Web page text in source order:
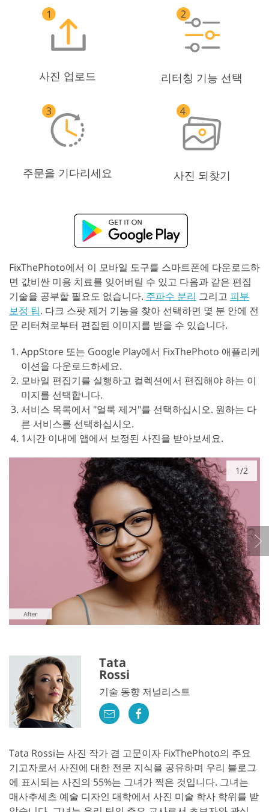
사진 업로드 리터칭 기능 선택
주문을 기다리세요 사진 되찾기
FixThePhoto에서 이 모바일 도구를 스마트폰에 다운로드하
면 값비싼 미용 치료를 잊어버릴 수 있고 다음과 같은 편집
기술을 공부할 필요도 없습니다. 주파수 분리 그리고 피부
보정 팁. 다크 스팟 제거 기능을 찾아 선택하면 몇 분 안에 전
문 리터쳐로부터 편집된 이미지를 받을 수 있습니다.
AppStore 또는 Google Play에서 FixThePhoto 애플리케
이션을 다운로드하세요.
모바일 편집기를 실행하고 컬렉션에서 편집해야 하는 이
미지를 선택합니다.
서비스 목록에서 "얼룩 제거"를 선택하십시오. 원하는 다
른 서비스를 선택하십시오.
1시간 이내에 앱에서 보정된 사진을 받아보세요.
1/2
Tata
Rossi
기술 동향 저널리스트
Tata Rossi는 사진 작가 겸 고문이자 FixThePhoto의 주요
기고자로서 사진에 대한 전문 지식을 공유하며 우리 블로그
에 표시되는 사진의 55%는 그녀가 찍은 것입니다. 그녀는
매사추세츠 예술 디자인 대학에서 사진 미술 학사 학위를 받